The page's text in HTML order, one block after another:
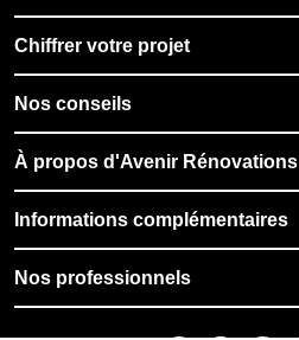
Chiffrer votre projet
Nos conseils
À propos d'Avenir Rénovations
Informations complémentaires
Nos professionnels